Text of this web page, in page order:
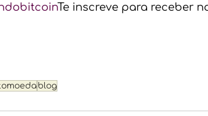
Te inscreve para receber
blog